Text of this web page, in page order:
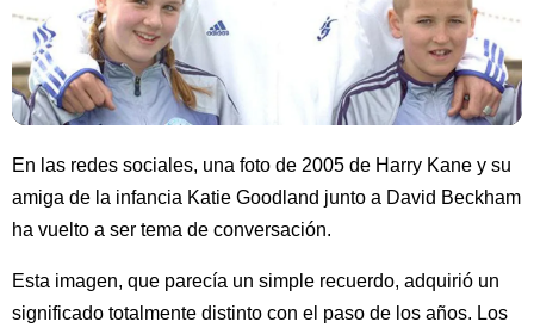
En las redes sociales, una foto de 2005 de Harry Kane y su
amiga de la infancia Katie Goodland junto a David Beckham
ha vuelto a ser tema de conversación.
Esta imagen, que parecía un simple recuerdo, adquirió un
significado totalmente distinto con el paso de los años. Los